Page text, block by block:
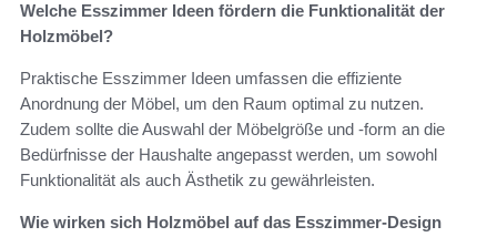
Welche Esszimmer Ideen fördern die Funktionalität der
Holzmöbel?
Praktische Esszimmer Ideen umfassen die effiziente
Anordnung der Möbel, um den Raum optimal zu nutzen.
Zudem sollte die Auswahl der Möbelgröße und -form an die
Bedürfnisse der Haushalte angepasst werden, um sowohl
Funktionalität als auch Ästhetik zu gewährleisten.
Wie wirken sich Holzmöbel auf das Esszimmer-Design